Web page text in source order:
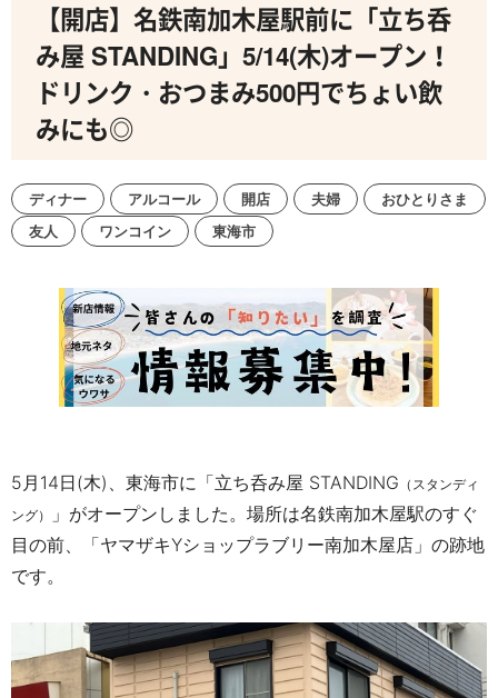
【開店】名鉄南加木屋駅前に「立ち呑
み屋 STANDING」5/14(木)オープン！
ドリンク・おつまみ500円でちょい飲
みにも◎
ディナー アルコール 開店 夫婦
おひとりさま
友人
ワンコイン 東海市
5月14日(木)、東海市に「立ち呑み屋 STANDING （スタンディ
ング）
」がオープンしました。 場所は名鉄南加木屋駅のすぐ
目の前、「ヤマザキYショップラブリー南加木屋店」の跡地
です。